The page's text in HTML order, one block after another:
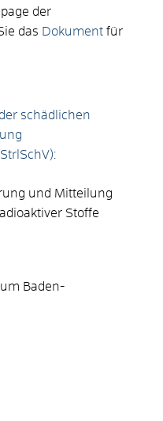
der
das Dokument für
schädlichen
und Mitteilung
Stoffe
Baden-